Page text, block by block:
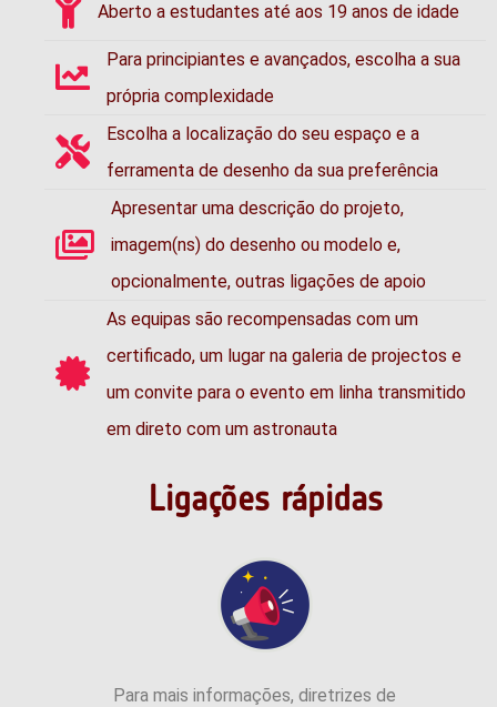
Aberto a estudantes até aos 19 anos de idade
Para principiantes e avançados, escolha a sua
própria complexidade
Escolha a localização do seu espaço e a
ferramenta de desenho da sua preferência
Apresentar uma descrição do projeto,
imagem(ns) do desenho ou modelo e,
opcionalmente, outras ligações de apoio
As equipas são recompensadas com um
certificado, um lugar na galeria de projectos e
um convite para o evento em linha transmitido
em direto com um astronauta
Ligações rápidas
Para mais informações, diretrizes de